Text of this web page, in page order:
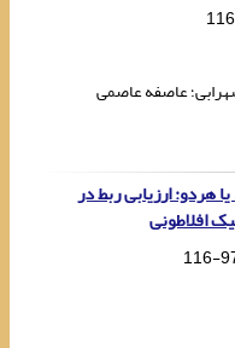
عاصفه عاصمی
هردو: ارزیابی ربط در
افلاطونی
97-